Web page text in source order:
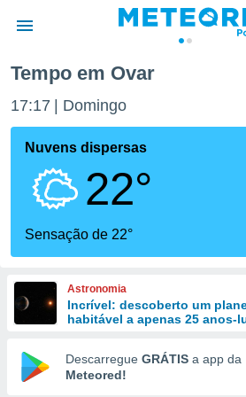
da
foi
fornecidas
a este
das
e
forma
digital
Tempo em Ovar
17:17 Domingo
Nuvens dispersas
22°
Sensação de 22°
Astronomia
Incrível: descoberto um
habitável a apenas 25 anos-
Descarregue GRÁTIS a app da
Meteored!